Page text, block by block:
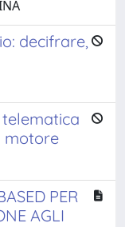
decifrare,
motore
PER
AGLI